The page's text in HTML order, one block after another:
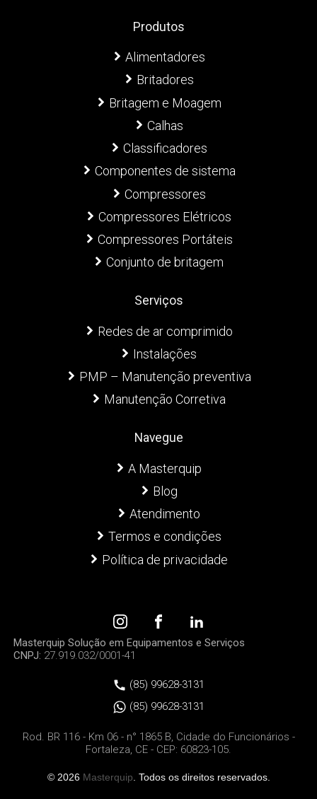
Produtos
Alimentadores
Britadores
Britagem e Moagem
Calhas
Classificadores
Componentes de sistema
Compressores
Compressores Elétricos
Compressores Portáteis
Conjunto de britagem
Serviços
Redes de ar comprimido
Instalações
PMP – Manutenção preventiva
Manutenção Corretiva
Navegue
A Masterquip
Blog
Atendimento
Termos e condições
Política de privacidade
Masterquip Solução em Equipamentos e Serviços
CNPJ: 27.919.032/0001-41
(85) 99628-3131
(85) 99628-3131
Rod. BR 116 - Km 06 - n° 1865 B, Cidade do Funcionários -
Fortaleza, CE - CEP: 60823-105.
© 2026 Masterquip . Todos os direitos reservados.